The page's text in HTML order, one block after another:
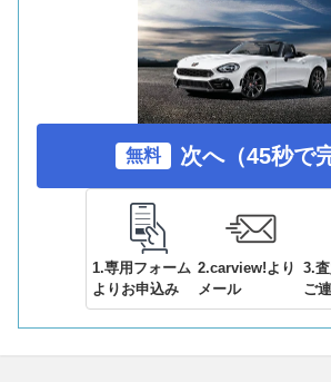
無料 次へ（45秒で
1.専用フォーム
よりお申込み
2.carview!より
メール
3.
ご